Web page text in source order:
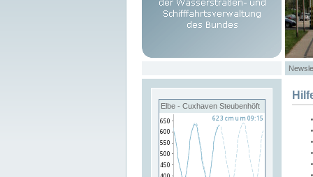
Elbe - Cuxhaven Steubenhöft